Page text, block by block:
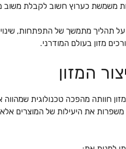
משמשת כערוץ חשוב לקבלת משוב
תהליך מתמשך של התפתחות,
מזון בעולם המודרני.
המזון
חוותה מהפכה טכנולוגית
משפרות את היעילות של המוצרים